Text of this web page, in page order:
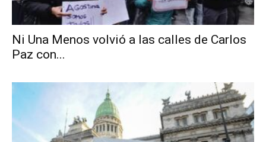
Ni Una Menos volvió a las calles de Carlos
Paz con...